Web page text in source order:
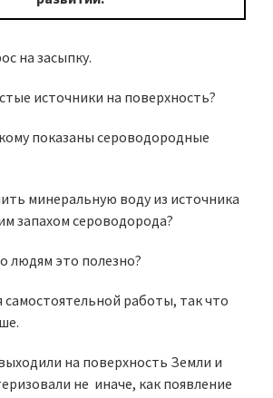
на засыпку.
источники на поверхность?
показаны сероводородные
минеральную воду из источника
запахом сероводорода?
людям это полезно?
работы, так что
на поверхность Земли и
не иначе, как появление